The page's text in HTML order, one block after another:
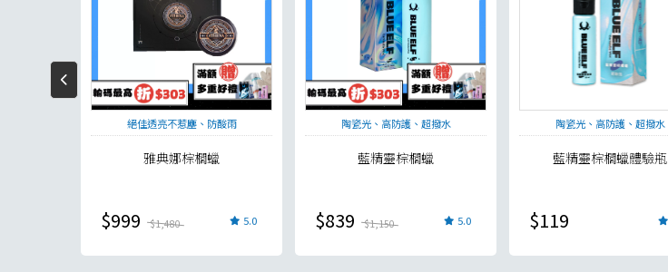
絕佳透亮不惹塵、防酸雨
雅典娜棕櫚蠟
$999 $1,480 5.0
陶瓷光、高防護、超撥水
藍精靈棕櫚蠟
$839 $1,150 5.0
陶瓷光、高防護、超撥水
藍精靈棕櫚蠟體驗瓶
$119